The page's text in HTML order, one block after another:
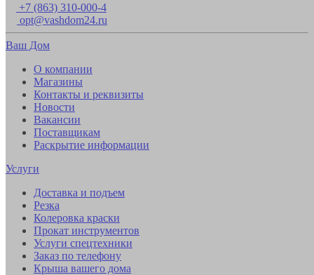
+7 (863) 310-000-4
opt@vashdom24.ru
Ваш Дом
О компании
Магазины
Контакты и реквизиты
Новости
Вакансии
Поставщикам
Раскрытие информации
Услуги
Доставка и подъем
Резка
Колеровка краски
Прокат инструментов
Услуги спецтехники
Заказ по телефону
Крыша вашего дома